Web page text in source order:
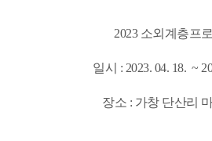
2023 소외계층프
일시 : 2023. 04. 18. ~
장소 : 가창 단산리